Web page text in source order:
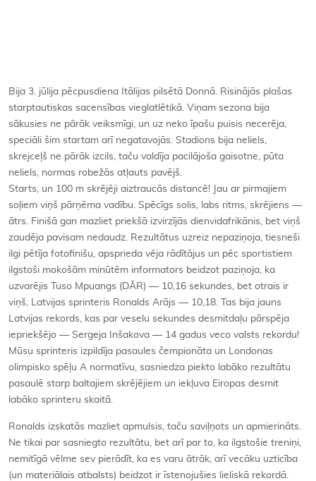
Bija 3. jūlija pēcpusdiena Itālijas pilsētā Donnā. Risinājās plašas
starptautiskas sacensības vieglatlētikā. Viņam sezona bija
sākusies ne pārāk veiksmīgi, un uz neko īpašu puisis necerēja,
speciāli šim startam arī negatavojās. Stadions bija neliels,
skrejceļš ne pārāk izcils, taču valdīja pacilājoša gaisotne, pūta
neliels, normas robežās atļauts pavējš.
Starts, un 100 m skrējēji aiztraucās distancē! Jau ar pirmajiem
soļiem viņš pārņēma vadību. Spēcīgs solis, labs ritms, skrējiens —
ātrs. Finišā gan mazliet priekšā izvirzījās dienvidafrikānis, bet viņš
zaudēja pavisam nedaudz. Rezultātus uzreiz nepaziņoja, tiesneši
ilgi pētīja fotofinišu, apsprieda vēja rādītājus un pēc sportistiem
ilgstoši mokošām minūtēm informators beidzot paziņoja, ka
uzvarējis Tuso Mpuangs (DĀR) — 10,16 sekundes, bet otrais ir
viņš, Latvijas sprinteris Ronalds Arājs — 10,18. Tas bija jauns
Latvijas rekords, kas par veselu sekundes desmitdaļu pārspēja
iepriekšējo — Sergeja Inšakova — 14 gadus veco valsts rekordu!
Mūsu sprinteris izpildīja pasaules čempionāta un Londonas
olimpisko spēļu A normatīvu, sasniedza piekto labāko rezultātu
pasaulē starp baltajiem skrējējiem un iekļuva Eiropas desmit
labāko sprinteru skaitā.
Ronalds izskatās mazliet apmulsis, taču saviļņots un apmierināts.
Ne tikai par sasniegto rezultātu, bet arī par to, ka ilgstošie treniņi,
nemitīgā vēlme sev pierādīt, ka es varu ātrāk, arī vecāku uzticība
(un materiālais atbalsts) beidzot ir īstenojušies lieliskā rekordā.